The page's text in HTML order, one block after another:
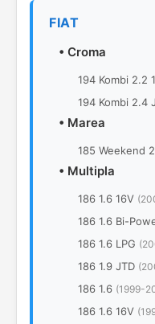
FIAT
• Croma
194 Kombi 2.2
194 Kombi 2.4
• Marea
185 Weekend
• Multipla
186 1.6 16V
186 1.6 Bi-
186 1.6 LPG
186 1.9 JTD
186 1.6 (1999-
186 1.6 16V